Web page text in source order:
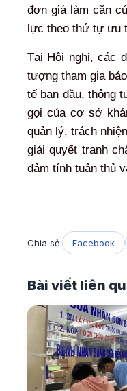
đơn giá làm căn
lực theo thứ tự ưu
Tại Hội nghị, các
tượng tham gia
tế ban đầu, thông
gọi của cơ sở
quản lý, trách
giải quyết tranh
đảm tính tuân thủ
Chia sẻ: Facebook
Bài viết liên